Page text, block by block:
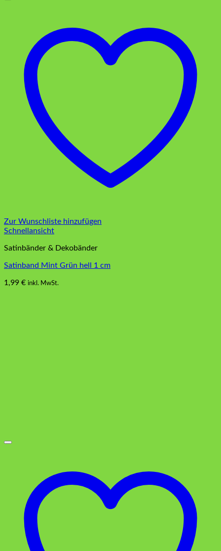
Zur Wunschliste hinzufügen
Schnellansicht
Satinbänder & Dekobänder
Satinband Mint Grün hell 1 cm
1,99 € inkl. MwSt.